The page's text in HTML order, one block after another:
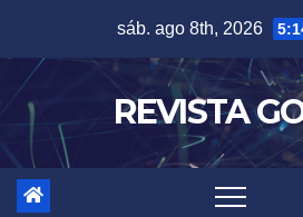
content
sáb. ago 8th, 2026
REVISTA